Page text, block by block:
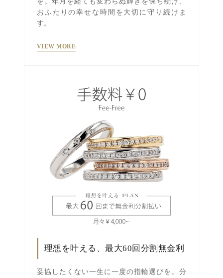
おふたりの幸せな時間を大切に守り続けま
す。
VIEW MORE
理想を叶える、最大60回分割無金利
妥協したくない一生に一度の指輪選びを。分